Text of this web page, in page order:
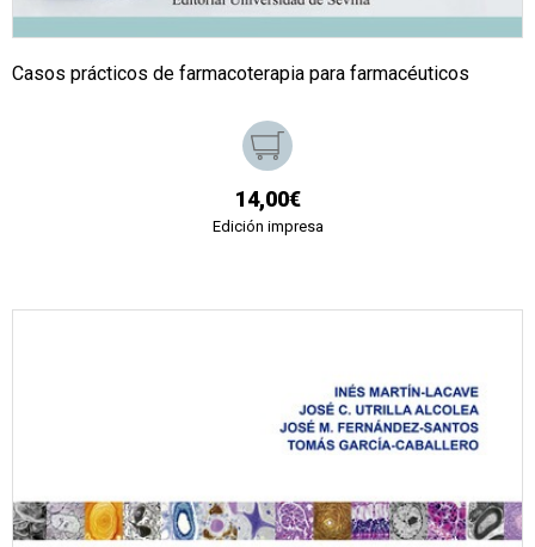
Casos prácticos de farmacoterapia para farmacéuticos
14,00€
Edición impresa